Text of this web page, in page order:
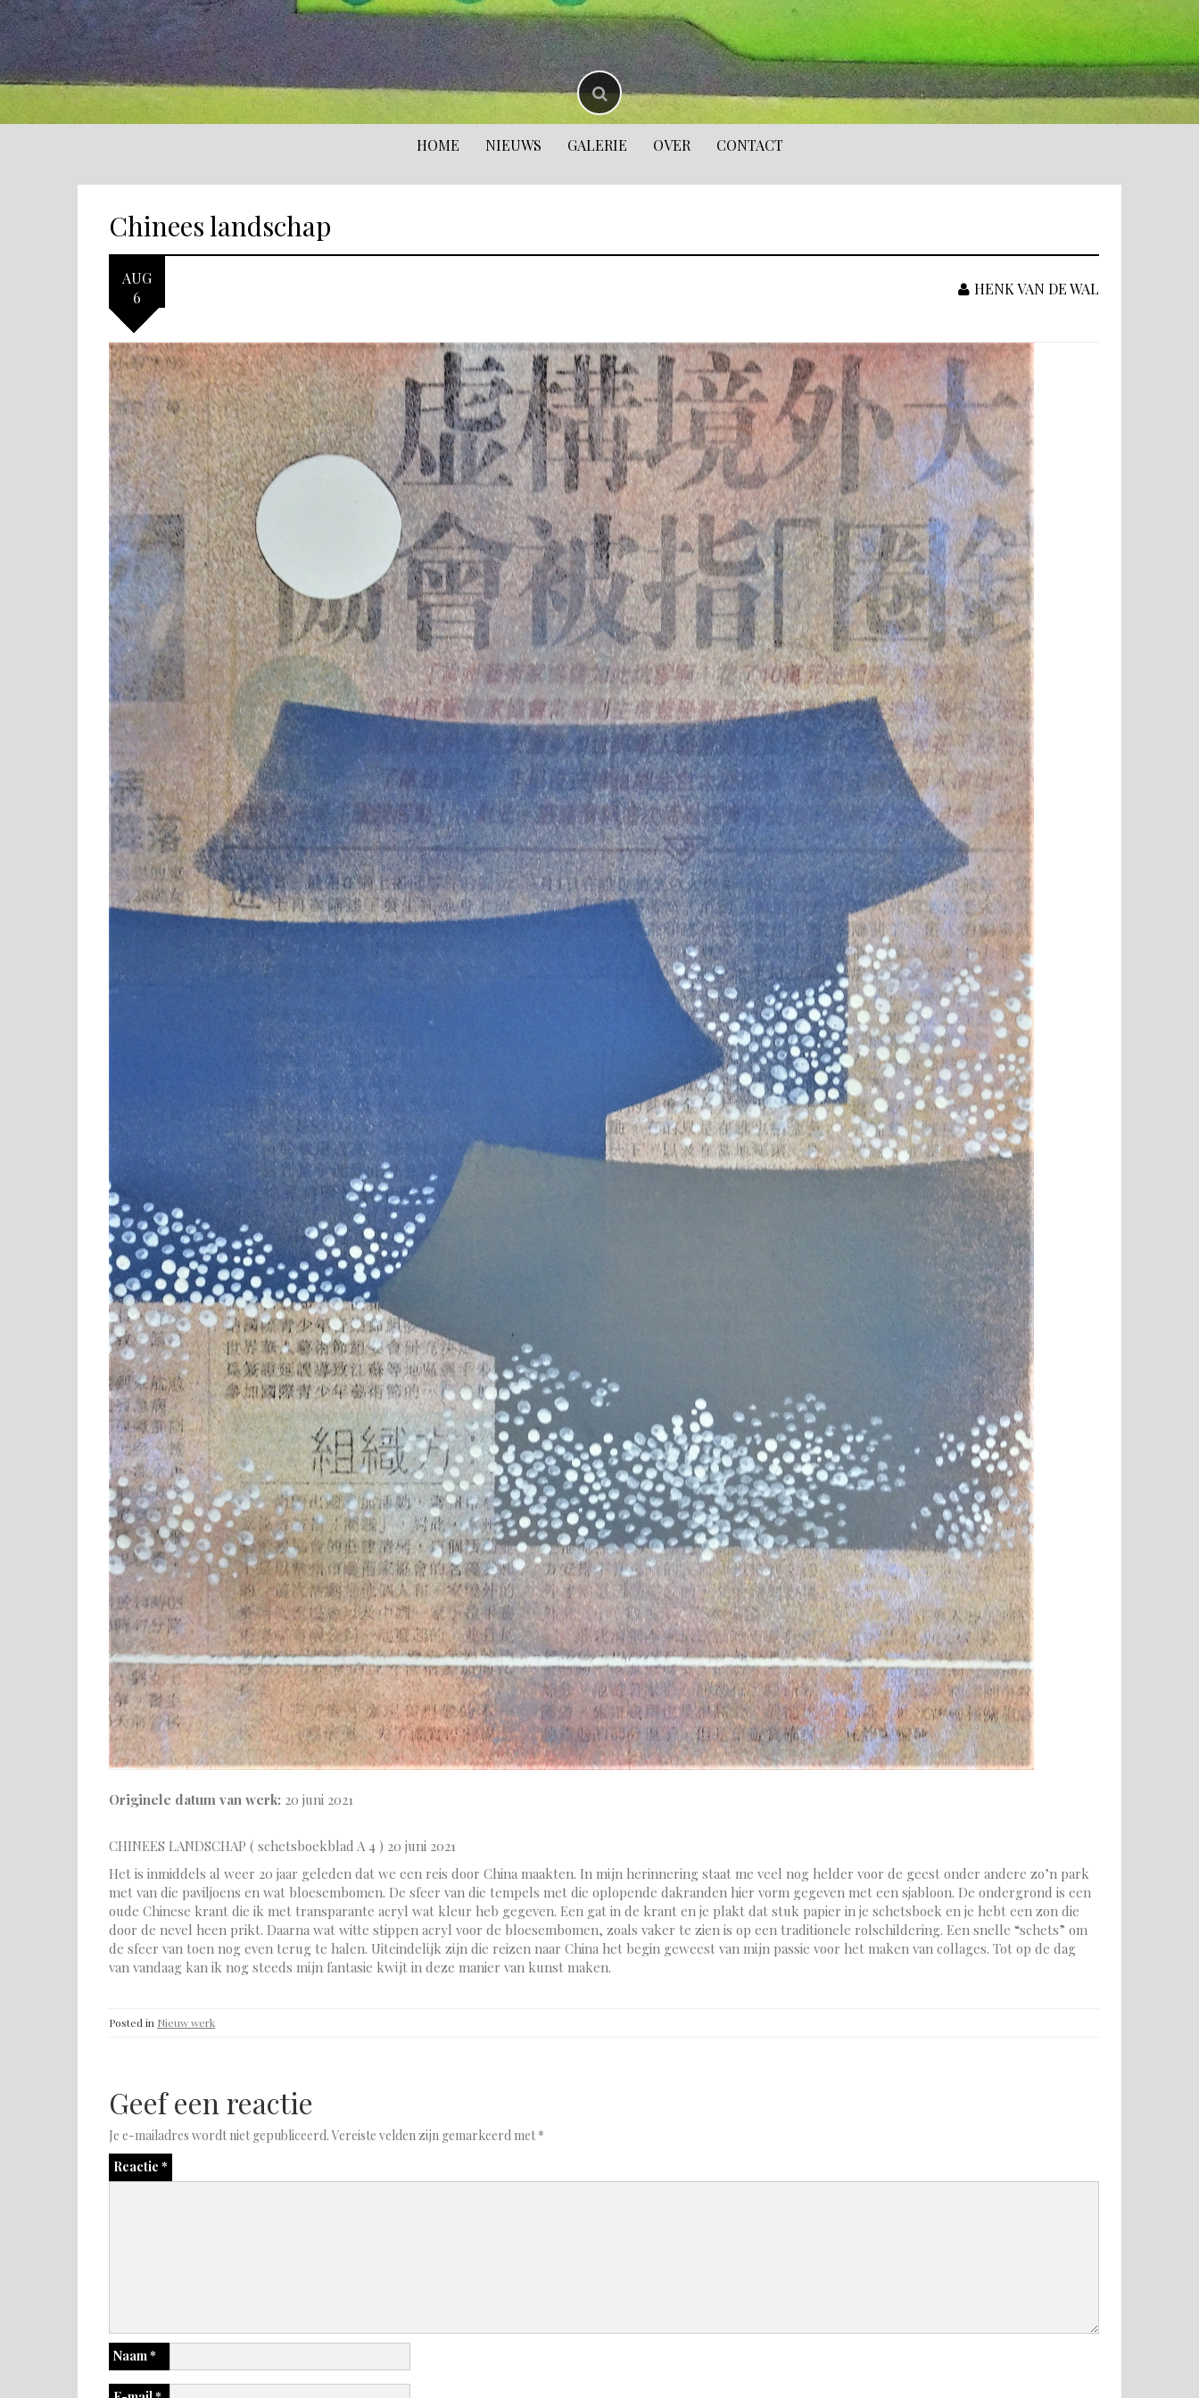
HOME NIEUWS GALERIE OVER CONTACT
Chinees landschap
AUG
6
HENK VAN DE WAL
Originele datum van werk: 20 juni 2021
CHINEES LANDSCHAP ( schetsboekblad A 4 ) 20 juni 2021
Het is inmiddels al weer 20 jaar geleden dat we een reis door China maakten. In mijn herinnering staat me veel nog helder voor de geest onder andere zo’n park
met van die paviljoens en wat bloesembomen. De sfeer van die tempels met die oplopende dakranden hier vorm gegeven met een sjabloon. De ondergrond is een
oude Chinese krant die ik met transparante acryl wat kleur heb gegeven. Een gat in de krant en je plakt dat stuk papier in je schetsboek en je hebt een zon die
door de nevel heen prikt. Daarna wat witte stippen acryl voor de bloesembomen, zoals vaker te zien is op een traditionele rolschildering. Een snelle “schets” om
de sfeer van toen nog even terug te halen. Uiteindelijk zijn die reizen naar China het begin geweest van mijn passie voor het maken van collages. Tot op de dag
van vandaag kan ik nog steeds mijn fantasie kwijt in deze manier van kunst maken.
Posted in Nieuw werk
Geef een reactie
Je e-mailadres wordt niet gepubliceerd. Vereiste velden zijn gemarkeerd met*
Reactie *
Naam*